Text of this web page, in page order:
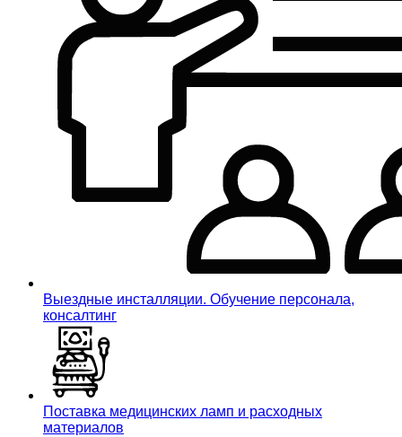
Выездные инсталляции. Обучение персонала,
консалтинг
Поставка медицинских ламп и расходных
материалов